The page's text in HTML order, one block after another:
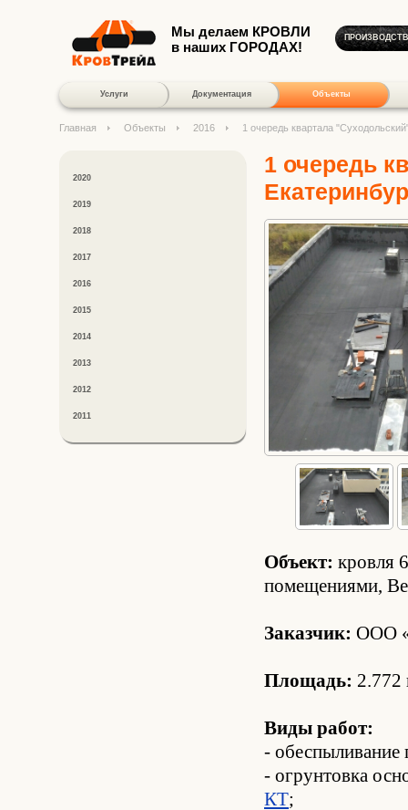
Мы делаем КРОВЛИ
в наших ГОРОДАХ!
Услуги Документация Объекты
Главная Объекты 2016 1 очередь квартала
2020
2019
2018
2017
2016
2015
2014
2013
2012
2011
1 очередь
Объект: кровля
помещениями,
Заказчик: ООО
Площадь: 2.772
Виды работ:
- обеспыливание
- огрунтовка
КТ;